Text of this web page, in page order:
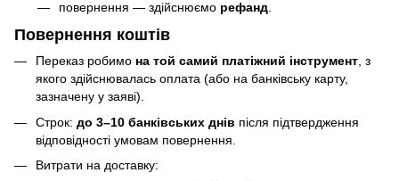
повернення — здійснюємо рефанд
Повернення коштів
Переказ робимо на той самий платіжний інструмент, з
якого здійснювалась оплата (або на банківську карту,
зазначену у заяві).
Строк: до 3–10 банківських днів після підтвердження
відповідності умовам повернення.
Витрати на доставку: